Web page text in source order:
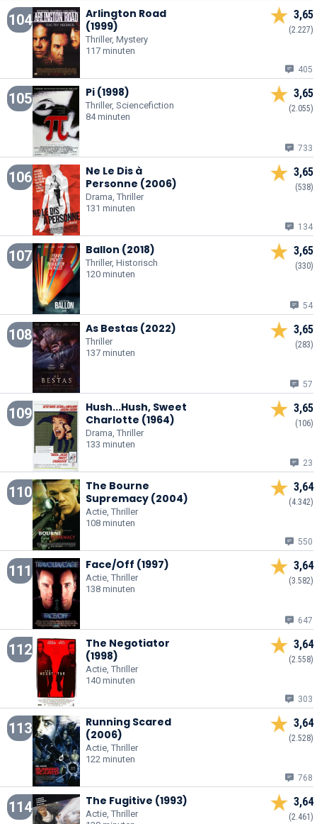
104
Arlington Road
(1999)
Thriller, Mystery
117 minuten
3,65
(2.227)
405
105 Pi (1998)
Thriller, Sciencefiction
84 minuten
3,65
(2.055)
733
106
Ne Le Dis à
Personne (2006)
Drama, Thriller
131 minuten
3,65
(538)
134
107 Ballon (2018)
Thriller, Historisch
120 minuten
3,65
(330)
54
108 As Bestas (2022)
Thriller
137 minuten
3,65
(283)
57
109
Hush...Hush, Sweet
Charlotte (1964)
Drama, Thriller
133 minuten
3,65
(106)
23
110
The Bourne
Supremacy (2004)
Actie, Thriller
108 minuten
3,64
(4.342)
550
111 Face/Off (1997)
Actie, Thriller
138 minuten
3,64
(3.582)
647
112
The Negotiator
(1998)
Actie, Thriller
140 minuten
3,64
(2.558)
303
113
Running Scared
(2006)
Actie, Thriller
122 minuten
3,64
(2.528)
768
114 The Fugitive (1993)
Actie, Thriller
3,64
(2.461)